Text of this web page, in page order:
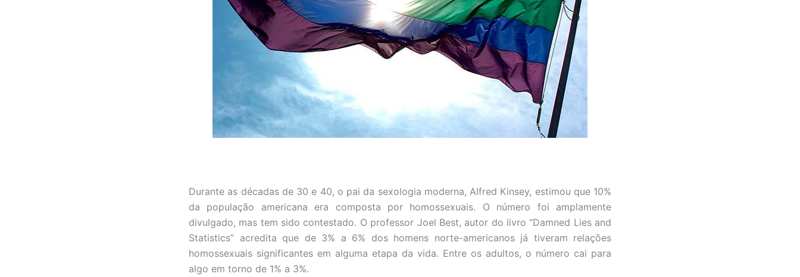
Durante as décadas de 30 e 40, o pai da sexologia moderna, Alfred Kinsey, estimou que 10%
da população americana era composta por homossexuais. O número foi amplamente
divulgado, mas tem sido contestado. O professor Joel Best, autor do livro “Damned Lies and
Statistics” acredita que de 3% a 6% dos homens norte-americanos já tiveram relações
homossexuais significantes em alguma etapa da vida. Entre os adultos, o número cai para
algo em torno de 1% a 3%.